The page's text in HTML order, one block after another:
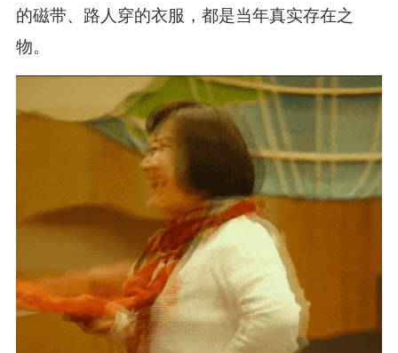
的磁带、路人穿的衣服，都是当年真实存在之
物。